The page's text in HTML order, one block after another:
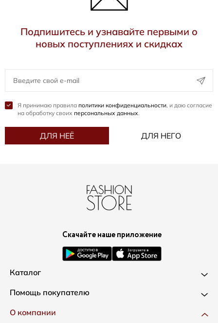
Подпишитесь и узнавайте первыми о
новых поступлениях и скидках
Я принимаю правила политики конфиденциальности, и даю согласие
на обработку своих персональных данных.
ДЛЯ НЕЁ ДЛЯ НЕГО
Скачайте наше приложение
Каталог
Новинки
Одежда
Помощь покупателю
Доставка и оплата
О компании